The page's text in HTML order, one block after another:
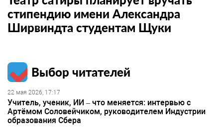
стипендию имени Александра
Ширвиндта студентам Щуки
Выбор читателей
22 мая 2026, 17:17
Учитель, ученик, ИИ – что меняется: интервью с
Артёмом Соловейчиком, руководителем Индустрии
образования Сбера